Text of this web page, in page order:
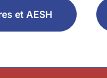
et AESH